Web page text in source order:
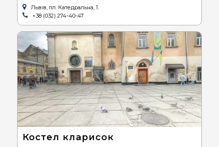
Львів, пл. Катедральна, 1.
+38 (032) 274-40-47
Костел кларисок